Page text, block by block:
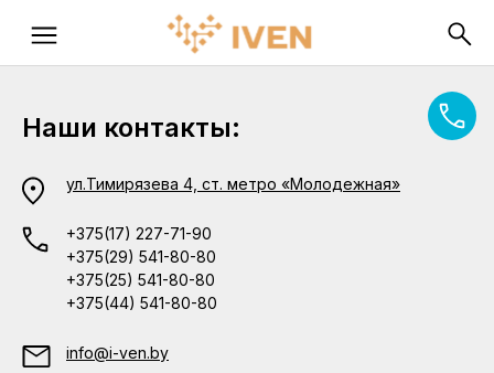
Наши контакты:
ул.Тимирязева 4, ст. метро «Молодежная»
+375(17) 227-71-90
+375(29) 541-80-80
+375(25) 541-80-80
+375(44) 541-80-80
info@i-ven.by